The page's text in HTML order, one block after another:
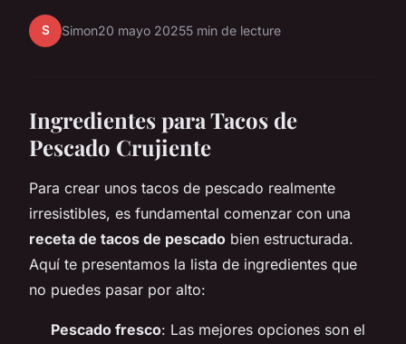
S Simon20 mayo 20255 min de lecture
Ingredientes para Tacos de
Pescado Crujiente
Para crear unos tacos de pescado realmente
irresistibles, es fundamental comenzar con una
receta de tacos de pescado bien estructurada.
Aquí te presentamos la lista de ingredientes que
no puedes pasar por alto:
Pescado fresco: Las mejores opciones son el